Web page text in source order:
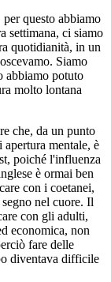
questo abbiamo
settimana, ci siamo
quotidianità, in un
Siamo
abbiamo potuto
molto lontana
che, da un punto
mentale, è
poiché l'influenza
è ormai ben
con i coetanei,
nel cuore. Il
con gli adulti,
economica, non
fare delle
diventava difficile